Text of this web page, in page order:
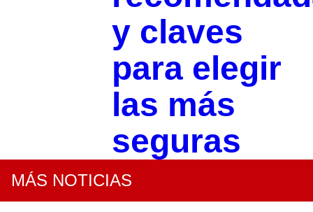
y claves
para elegir
las más
seguras
MÁS NOTICIAS